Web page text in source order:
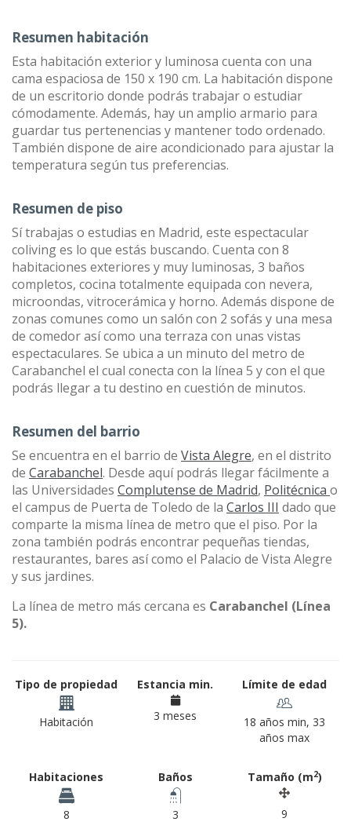
Resumen habitación
Esta habitación exterior y luminosa cuenta con una
cama espaciosa de 150 x 190 cm. La habitación dispone
de un escritorio donde podrás trabajar o estudiar
cómodamente. Además, hay un amplio armario para
guardar tus pertenencias y mantener todo ordenado.
También dispone de aire acondicionado para ajustar la
temperatura según tus preferencias.
Resumen de piso
Sí trabajas o estudias en Madrid, este espectacular
coliving es lo que estás buscando. Cuenta con 8
habitaciones exteriores y muy luminosas, 3 baños
completos, cocina totalmente equipada con nevera,
microondas, vitrocerámica y horno. Además dispone de
zonas comunes como un salón con 2 sofás y una mesa
de comedor así como una terraza con unas vistas
espectaculares. Se ubica a un minuto del metro de
Carabanchel el cual conecta con la línea 5 y con el que
podrás llegar a tu destino en cuestión de minutos.
Resumen del barrio
Se encuentra en el barrio de Vista Alegre, en el distrito
de Carabanchel. Desde aquí podrás llegar fácilmente a
las Universidades Complutense de Madrid, Politécnica o
el campus de Puerta de Toledo de la Carlos III dado que
comparte la misma línea de metro que el piso. Por la
zona también podrás encontrar pequeñas tiendas,
restaurantes, bares así como el Palacio de Vista Alegre
y sus jardines.
La línea de metro más cercana es Carabanchel (Línea
5).
Tipo de propiedad
Habitación
Estancia min.
3 meses
Límite de edad
18 años min, 33
años max
Habitaciones
8
Baños
3
Tamaño (m2)
9